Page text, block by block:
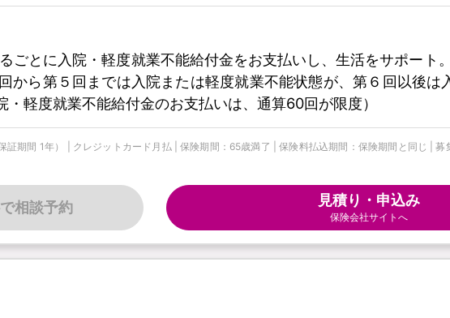
ごとに入院・軽度就業不能給付金をお支払いし、生活をサポート
から第５回までは入院または軽度就業不能状態が、第６回以後は
軽度就業不能給付金のお支払いは、通算60回が限度）
証期間 1年） | クレジットカード月払 | 保険期間：65歳満了 | 保険料払込期間：保険期間と同じ |
相談予約 見積り・申込み
保険会社サイトへ